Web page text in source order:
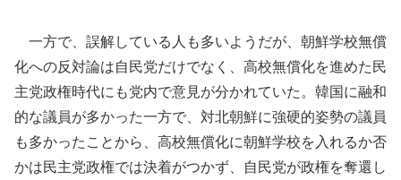
一方で、誤解している人も多いようだが、朝鮮学校無償
化への反対論は自民党だけでなく、高校無償化を進めた民
主党政権時代にも党内で意見が分かれていた。韓国に融和
的な議員が多かった一方で、対北朝鮮に強硬的姿勢の議員
も多かったことから、高校無償化に朝鮮学校を入れるか否
かは民主党政権では決着がつかず、自民党が政権を奪還し